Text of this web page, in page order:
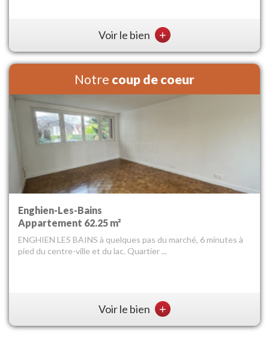
Voir le bien +
Notre coup de coeur
Enghien-Les-Bains
Garage m²
Box pour une seule voiture en sous-sol à Enghien-Les-Bains
proche gare. Dimensions : 5.1m de prof...
Voir le bien +